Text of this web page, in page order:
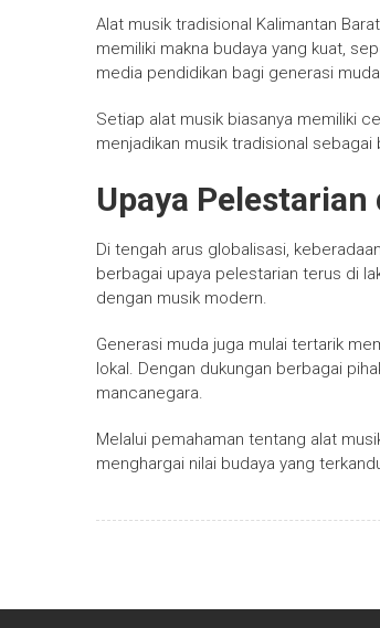
Alat musik tradisional Kalimantan
memiliki makna budaya yang kuat,
media pendidikan bagi generasi
Setiap alat musik biasanya memiliki
menjadikan musik tradisional
Upaya Pelestarian
Di tengah arus globalisasi,
berbagai upaya pelestarian terus di
dengan musik modern.
Generasi muda juga mulai tertarik
lokal. Dengan dukungan berbagai
mancanegara.
Melalui pemahaman tentang alat
menghargai nilai budaya yang